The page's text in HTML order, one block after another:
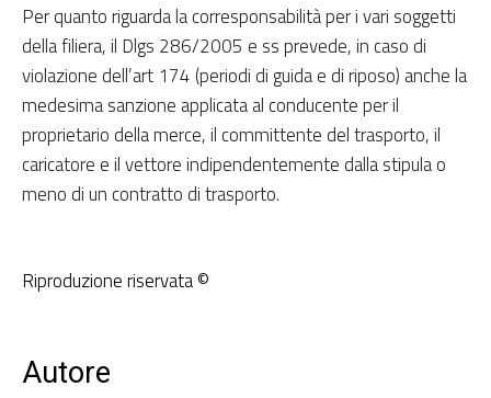
Per quanto riguarda la corresponsabilità per i vari soggetti
della filiera, il Dlgs 286/2005 e ss prevede, in caso di
violazione dell’art 174 (periodi di guida e di riposo) anche la
medesima sanzione applicata al conducente per il
proprietario della merce, il committente del trasporto, il
caricatore e il vettore indipendentemente dalla stipula o
meno di un contratto di trasporto.
Riproduzione riservata ©
Autore